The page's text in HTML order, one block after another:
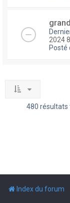
2024
Posté
480 résultats
Index du forum